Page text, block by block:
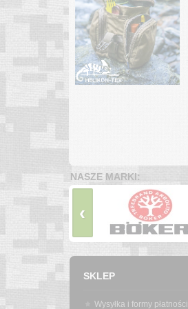
NASZE MARKI:
‹
SKLEP
Wysyłka i formy płatności